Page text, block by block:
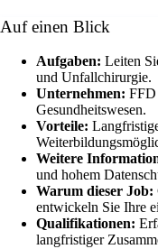
Auf einen Blick
Aufgaben: Leiten
und Unfallchirurgie.
Unternehmen: FFD
Gesundheitswesen.
Vorteile:
Weitere
und hohem
Warum dieser Job:
entwickeln Sie Ihre
Qualifikationen:
langfristiger